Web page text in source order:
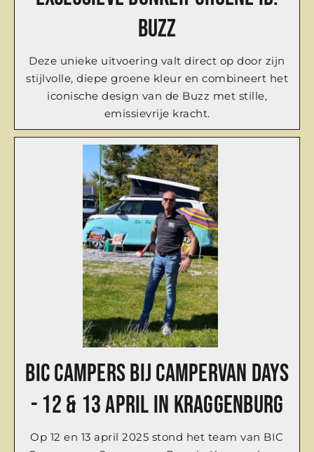
Buzz
Deze unieke uitvoering valt direct op door zijn
stijlvolle, diepe groene kleur en combineert het
iconische design van de Buzz met stille,
emissievrije kracht.
BIC CAMPERS bij Campervan Days
- 12 & 13 april in Kraggenburg
Op 12 en 13 april 2025 stond het team van BIC